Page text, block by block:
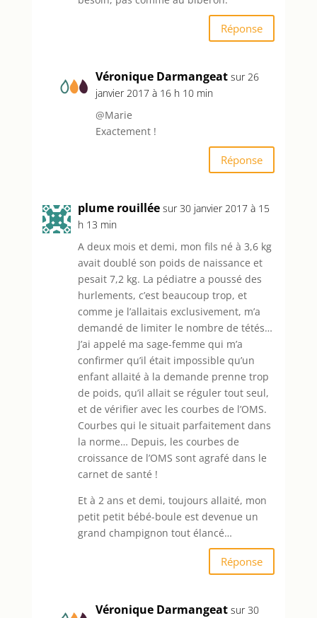
Réponse
Véronique Darmangeat sur 26
janvier 2017 à 16 h 10 min
@Marie
Exactement !
Réponse
plume rouillée sur 30 janvier 2017 à 15
h 13 min
A deux mois et demi, mon fils né à 3,6 kg
avait doublé son poids de naissance et
pesait 7,2 kg. La pédiatre a poussé des
hurlements, c’est beaucoup trop, et
comme je l’allaitais exclusivement, m’a
demandé de limiter le nombre de tétés…
J’ai appelé ma sage-femme qui m’a
confirmer qu’il était impossible qu’un
enfant allaité à la demande prenne trop
de poids, qu’il allait se réguler tout seul,
et de vérifier avec les courbes de l’OMS.
Courbes qui le situait parfaitement dans
la norme… Depuis, les courbes de
croissance de l’OMS sont agrafé dans le
carnet de santé !
Et à 2 ans et demi, toujours allaité, mon
petit petit bébé-boule est devenue un
grand champignon tout élancé…
Réponse
Véronique Darmangeat sur 30